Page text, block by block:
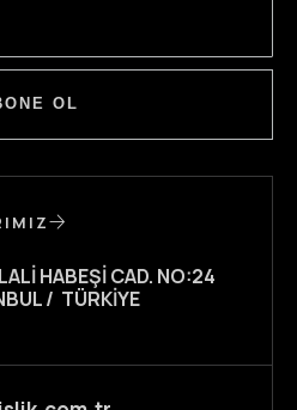
OL
HABEŞI CAD. NO:24
/ TÜRKIYE